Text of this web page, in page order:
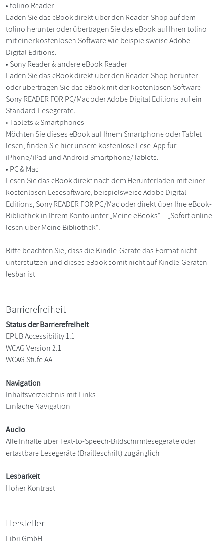
• tolino Reader
Laden Sie das eBook direkt über den Reader-Shop auf dem
tolino herunter oder übertragen Sie das eBook auf Ihren tolino
mit einer kostenlosen Software wie beispielsweise Adobe
Digital Editions.
• Sony Reader & andere eBook Reader
Laden Sie das eBook direkt über den Reader-Shop herunter
oder übertragen Sie das eBook mit der kostenlosen Software
Sony READER FOR PC/Mac oder Adobe Digital Editions auf ein
Standard-Lesegeräte.
• Tablets & Smartphones
Möchten Sie dieses eBook auf Ihrem Smartphone oder Tablet
lesen, finden Sie hier unsere kostenlose Lese-App für
iPhone/iPad und Android Smartphone/Tablets.
• PC & Mac
Lesen Sie das eBook direkt nach dem Herunterladen mit einer
kostenlosen Lesesoftware, beispielsweise Adobe Digital
Editions, Sony READER FOR PC/Mac oder direkt über Ihre eBook-
Bibliothek in Ihrem Konto unter „Meine eBooks“ - „Sofort online
lesen über Meine Bibliothek“.
Bitte beachten Sie, dass die Kindle-Geräte das Format nicht
unterstützen und dieses eBook somit nicht auf Kindle-Geräten
lesbar ist.
Barrierefreiheit
Status der Barrierefreiheit
EPUB Accessibility 1.1
WCAG Version 2.1
WCAG Stufe AA
Navigation
Inhaltsverzeichnis mit Links
Einfache Navigation
Audio
Alle Inhalte über Text-to-Speech-Bildschirmlesegeräte oder
ertastbare Lesegeräte (Brailleschrift) zugänglich
Lesbarkeit
Hoher Kontrast
Hersteller
Libri GmbH